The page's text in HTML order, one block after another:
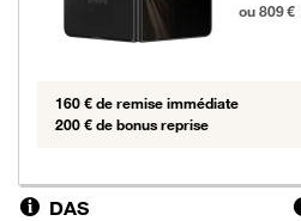
ou 809 €
160 € de remise immédiate
200 € de bonus reprise
DAS